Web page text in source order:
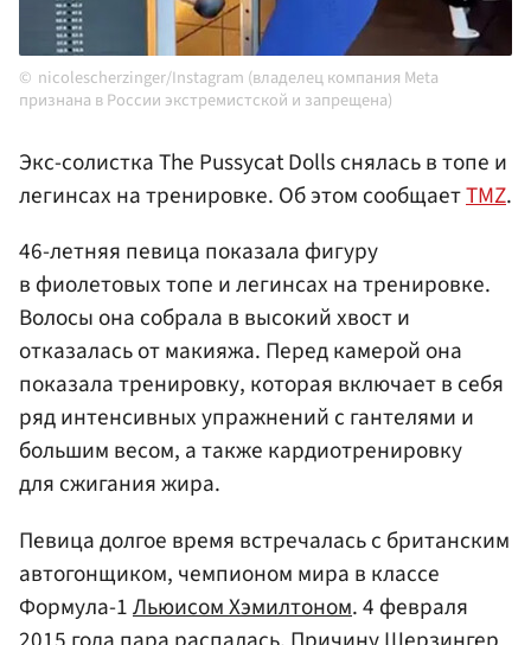
nicolescherzinger/Instagram (владелец компания Meta
признана в России экстремистской и запрещена)
Экс-солистка The Pussycat Dolls снялась в топе и
легинсах на тренировке. Об этом сообщаетTMZ.
46-летняя певица показала фигуру
в фиолетовых топе и легинсах на тренировке.
Волосы она собрала в высокий хвост и
отказалась от макияжа. Перед камерой она
показала тренировку, которая включает в себя
ряд интенсивных упражнений с гантелями и
большим весом, а также кардиотренировку
для сжигания жира.
Певица долгое время встречалась с британским
автогонщиком, чемпионом мира в классе
Формула-1Льюисом Хэмилтоном. 4 февраля